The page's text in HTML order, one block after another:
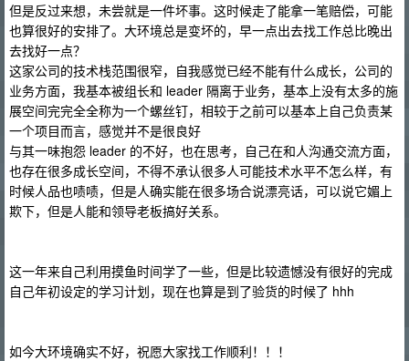
但是反过来想，未尝就是一件坏事。这时候走了能拿一笔赔偿，可能
也算很好的安排了。大环境总是变坏的，早一点出去找工作总比晚出
去找好一点？
这家公司的技术栈范围很窄，自我感觉已经不能有什么成长，公司的
业务方面，我基本被组长和 leader 隔离于业务，基本上没有太多的施
展空间完完全全称为一个螺丝钉，相较于之前可以基本上自己负责某
一个项目而言，感觉并不是很良好
与其一味抱怨 leader 的不好，也在思考，自己在和人沟通交流方面，
也存在很多成长空间，不得不承认很多人可能技术水平不怎么样，有
时候人品也啧啧，但是人确实能在很多场合说漂亮话，可以说它媚上
欺下，但是人能和领导老板搞好关系。
这一年来自己利用摸鱼时间学了一些，但是比较遗憾没有很好的完成
自己年初设定的学习计划，现在也算是到了验货的时候了 hhh
如今大环境确实不好，祝愿大家找工作顺利！！！